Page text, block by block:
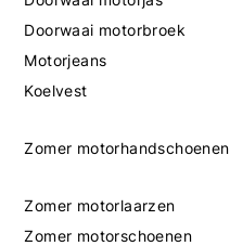
Doorwaai motorbroek
Motorjeans
Koelvest
Zomer motorhandschoenen
Zomer motorlaarzen
Zomer motorschoenen